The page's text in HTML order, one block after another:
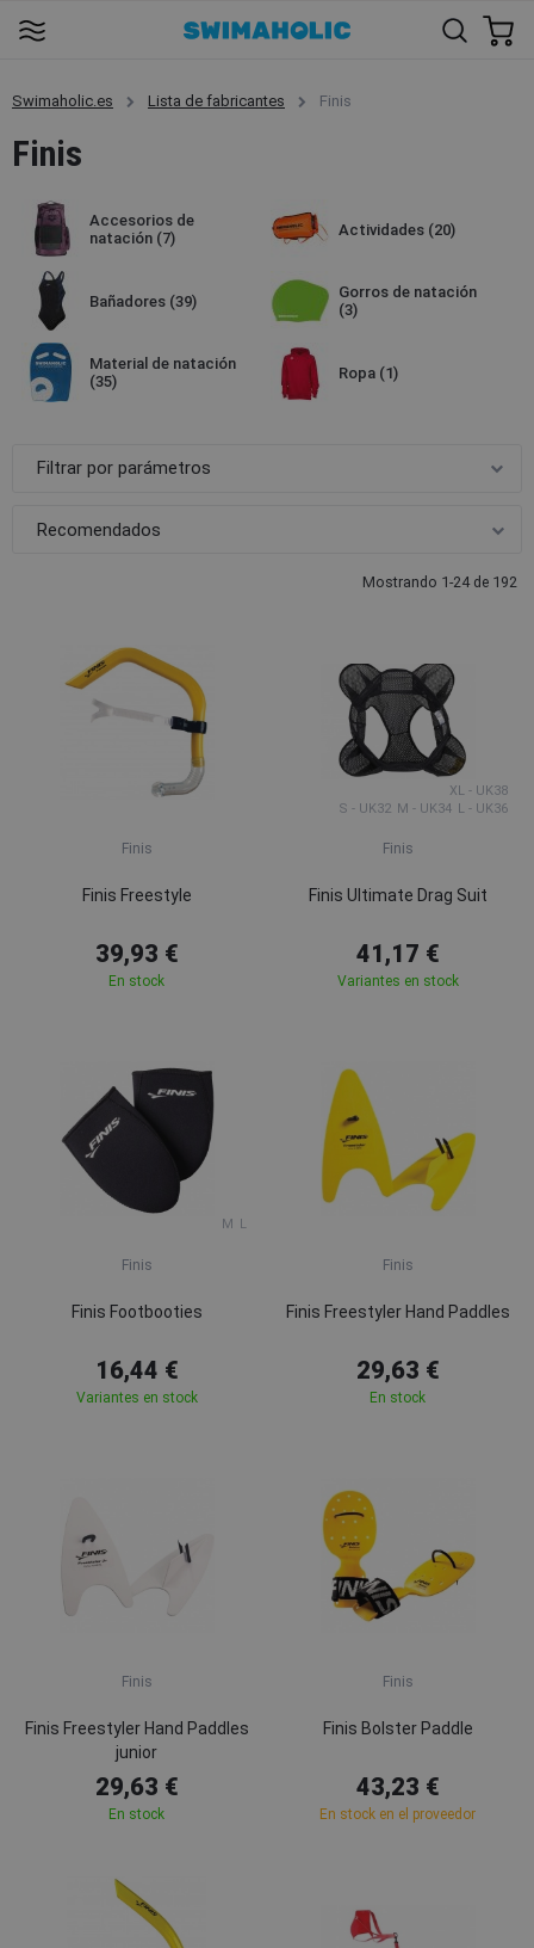
Swimaholic.es Lista de fabricantes Finis
Finis
Accesorios de
natación (7) Actividades (20)
Bañadores (39)
Gorros de natación
(3)
Material de natación
(35)
Ropa (1)
Filtrar por parámetros
Mostrando 1-24 de 192
Finis
Finis Freestyle
39,93 €
En stock
S - UK32 M - UK34 L - UK36
XL - UK38
Finis
Finis Ultimate Drag Suit
41,17 €
Variantes en stock
M L
Finis
Finis Footbooties
16,44 €
Variantes en stock
Finis
Finis Freestyler Hand Paddles
29,63 €
En stock
Finis
Finis Freestyler Hand Paddles
junior
29,63 €
En stock
Finis
Finis Bolster Paddle
43,23 €
En stock en el proveedor